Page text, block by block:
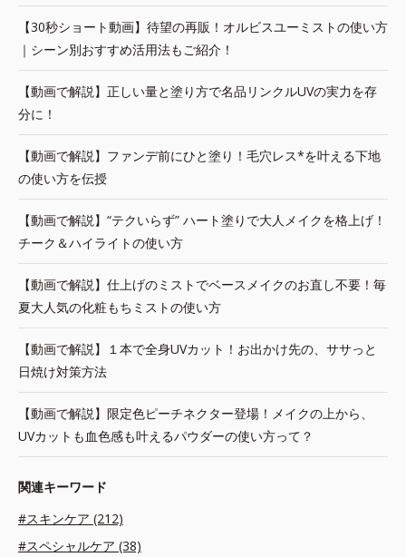
【30秒ショート動画】待望の再販！オルビスユーミストの使い方
｜シーン別おすすめ活用法もご紹介！
【動画で解説】正しい量と塗り方で名品リンクルUVの実力を存
分に！
【動画で解説】ファンデ前にひと塗り！毛穴レス*を叶える下地
の使い方を伝授
【動画で解説】“テクいらず” ハート塗りで大人メイクを格上げ！
チーク＆ハイライトの使い方
【動画で解説】仕上げのミストでベースメイクのお直し不要！毎
夏大人気の化粧もちミストの使い方
【動画で解説】１本で全身UVカット！お出かけ先の、ササっと
日焼け対策方法
【動画で解説】限定色ピーチネクター登場！メイクの上から、
UVカットも血色感も叶えるパウダーの使い方って？
関連キーワード
#スキンケア (212)
#スペシャルケア (38)